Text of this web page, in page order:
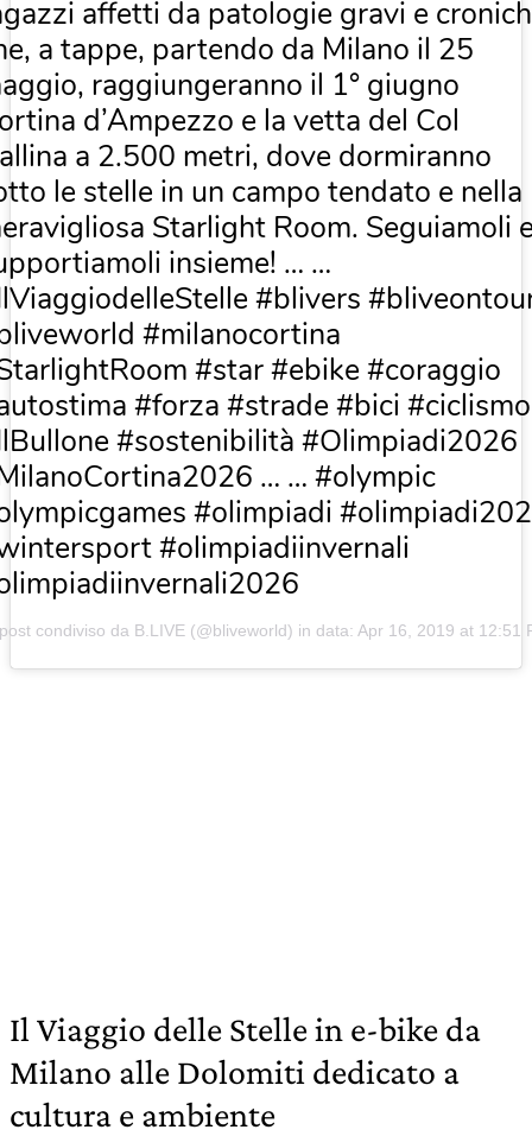
affetti da patologie gravi e
a tappe, partendo da Milano il 25
raggiungeranno il 1° giugno
d’Ampezzo e la vetta del Col
a 2.500 metri, dove dormiranno
le stelle in un campo tendato e nella
Starlight Room. Seguiamoli
insieme! … …
#blivers
#milanocortina
#star #ebike #coraggio
#forza #strade #bici #ciclismo
#sostenibilità #Olimpiadi2026
… … #olympic
#olimpiadi
#olimpiadiinvernali
condiviso da B.LIVE (@bliveworld) in data: Apr 16, 2019 at 12:51
Il Viaggio delle Stelle in e-bike da
Milano alle Dolomiti dedicato a
cultura e ambiente